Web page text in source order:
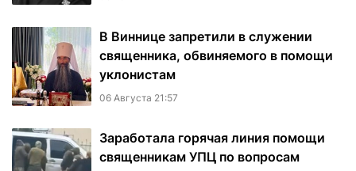
В Виннице запретили в служении
священника, обвиняемого в помощи
уклонистам
06 Августа 21:57
Заработала горячая линия помощи
священникам УПЦ по вопросам